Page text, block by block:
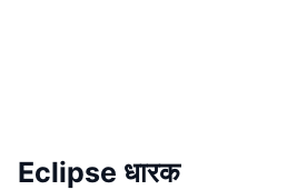
Eclipse धारक